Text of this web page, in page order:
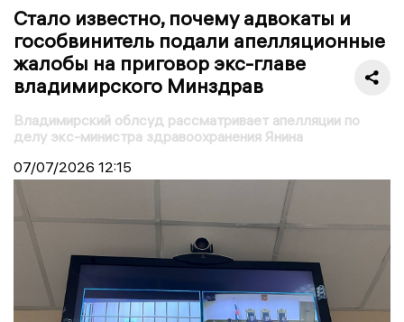
Стало известно, почему адвокаты и
гособвинитель подали апелляционные
жалобы на приговор экс-главе
владимирского Минздрав
Владимирский облсуд рассматривает апелляции по
делу экс-министра здравоохранения Янина
07/07/2026 12:15